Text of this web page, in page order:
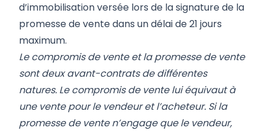
d’immobilisation versée lors de la signature de la
promesse de vente dans un délai de 21 jours
maximum.
Le compromis de vente et la promesse de vente
sont deux avant-contrats de différentes
natures. Le compromis de vente lui équivaut à
une vente pour le vendeur et l’acheteur. Si la
promesse de vente n’engage que le vendeur,